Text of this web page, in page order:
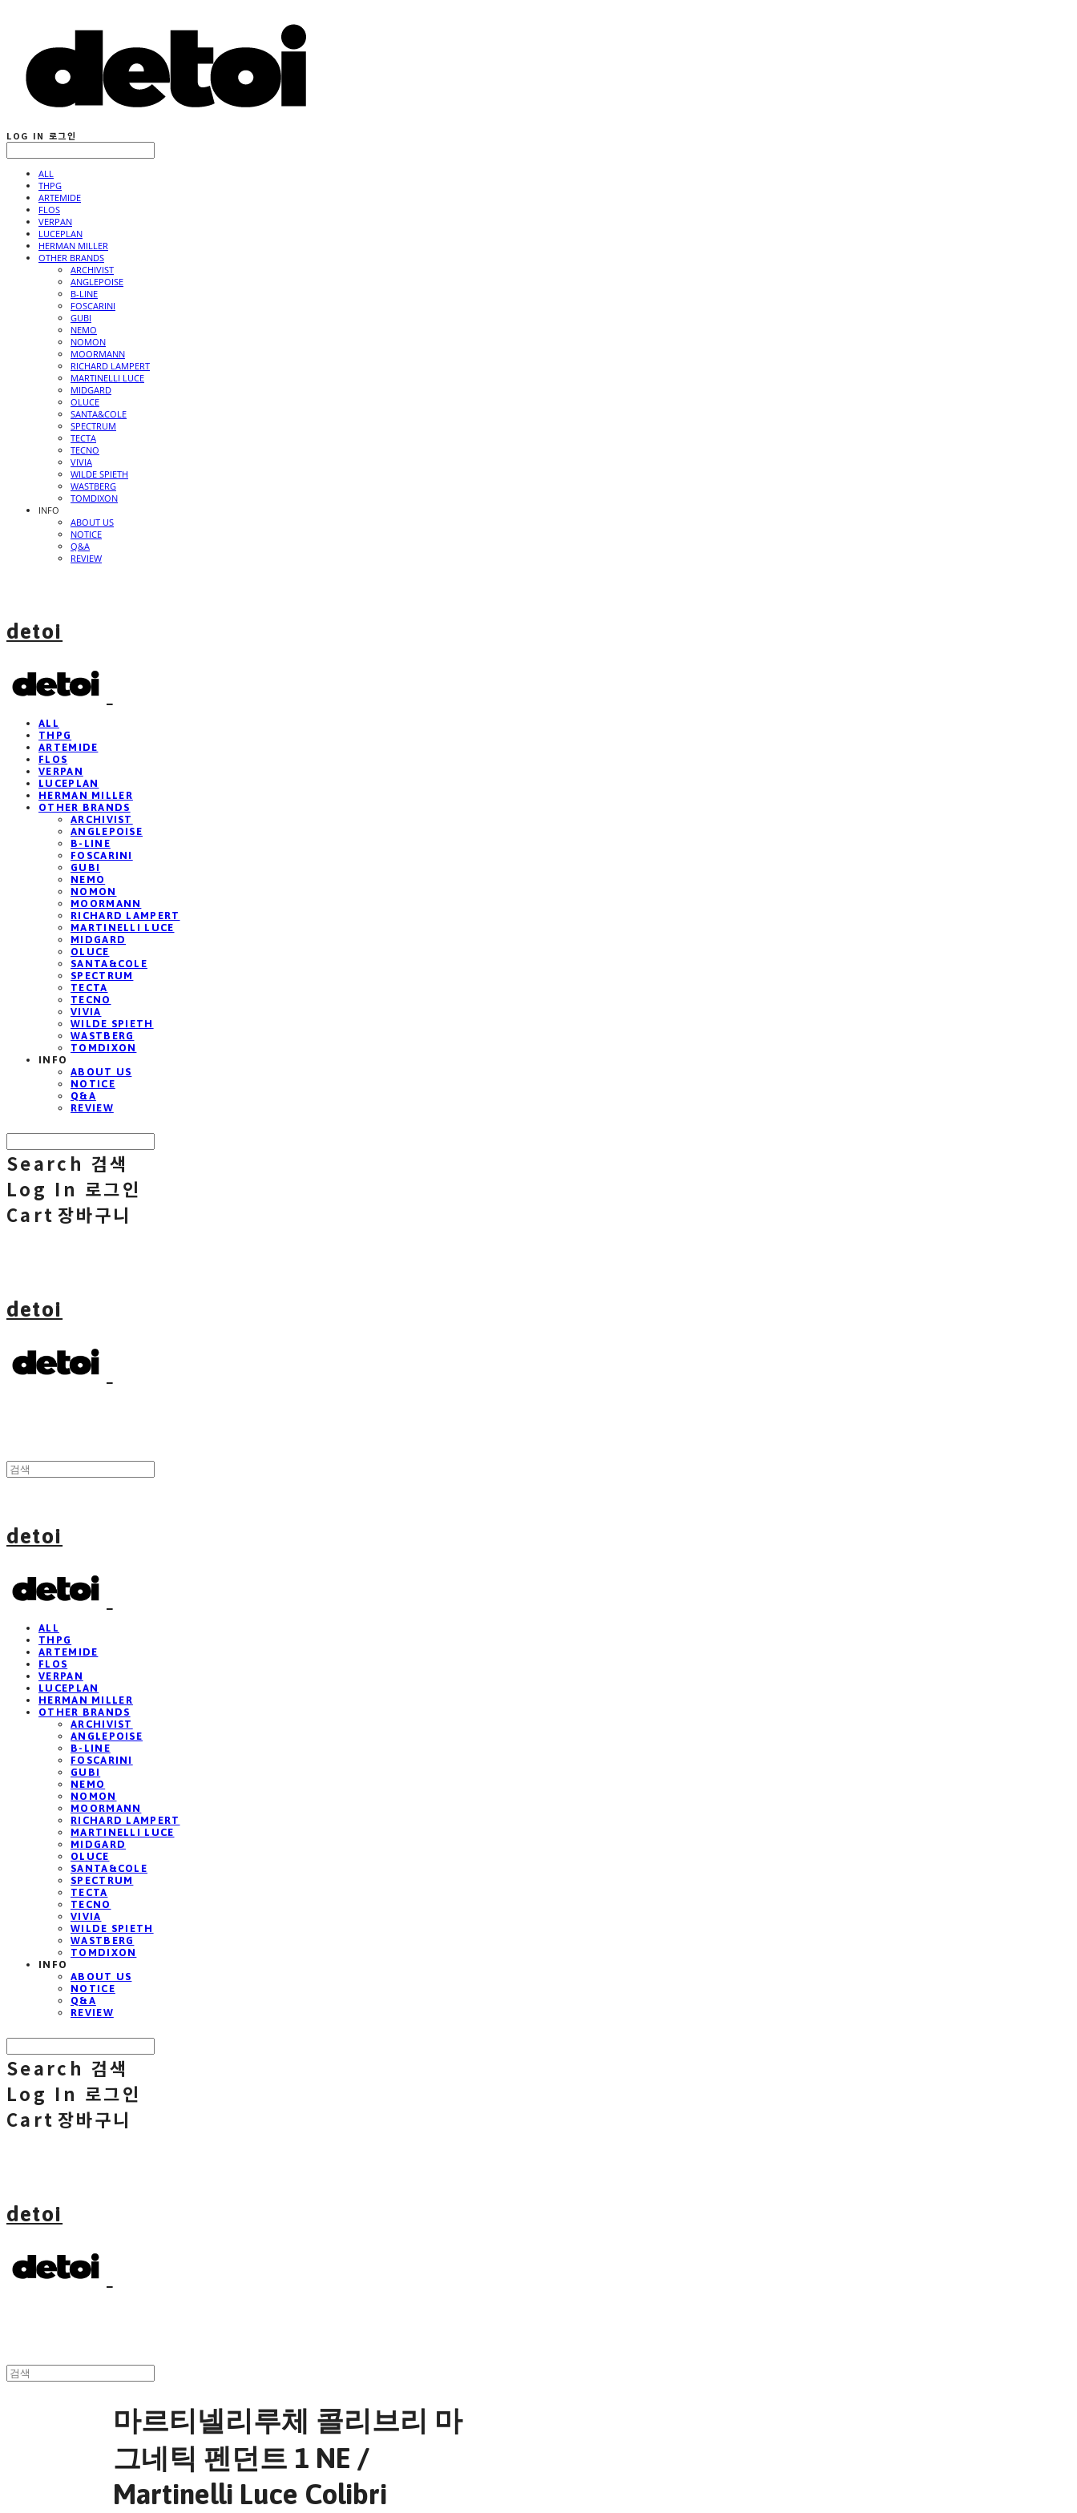
LOG IN 로그인
ALL
THPG
ARTEMIDE
FLOS
VERPAN
LUCEPLAN
HERMAN MILLER
OTHER BRANDS
ARCHIVIST
ANGLEPOISE
B-LINE
FOSCARINI
GUBI
NEMO
NOMON
MOORMANN
RICHARD LAMPERT
MARTINELLI LUCE
MIDGARD
OLUCE
SANTA&COLE
SPECTRUM
TECTA
TECNO
VIVIA
WILDE SPIETH
WASTBERG
TOMDIXON
INFO
ABOUT US
NOTICE
Q&A
REVIEW
detoi
ALL
THPG
ARTEMIDE
FLOS
VERPAN
LUCEPLAN
HERMAN MILLER
OTHER BRANDS
ARCHIVIST
ANGLEPOISE
B-LINE
FOSCARINI
GUBI
NEMO
NOMON
MOORMANN
RICHARD LAMPERT
MARTINELLI LUCE
MIDGARD
OLUCE
SANTA&COLE
SPECTRUM
TECTA
TECNO
VIVIA
WILDE SPIETH
WASTBERG
TOMDIXON
INFO
ABOUT US
NOTICE
Q&A
REVIEW
Search 검색
Log In 로그인
Cart 장바구니
detoi
detoi
ALL
THPG
ARTEMIDE
FLOS
VERPAN
LUCEPLAN
HERMAN MILLER
OTHER BRANDS
ARCHIVIST
ANGLEPOISE
B-LINE
FOSCARINI
GUBI
NEMO
NOMON
MOORMANN
RICHARD LAMPERT
MARTINELLI LUCE
MIDGARD
OLUCE
SANTA&COLE
SPECTRUM
TECTA
TECNO
VIVIA
WILDE SPIETH
WASTBERG
TOMDIXON
INFO
ABOUT US
NOTICE
Q&A
REVIEW
Search 검색
Log In 로그인
Cart 장바구니
detoi
마르티넬리루체 콜리브리 마
그네틱 펜던트 1 NE /
Martinelli Luce Colibri